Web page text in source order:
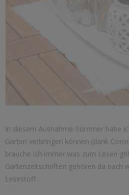
In diesem Ausnahme-Sommer habe
Garten verbringen können (dank
brauche ich immer was zum Lesen
Gartenzeitschriften gehören da nach
Lesestoff.